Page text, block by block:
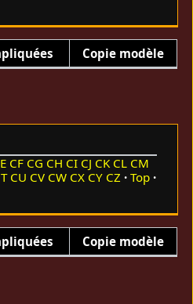
Copie modèle
CF CG CH CI CJ CK CL CM
CU CV CW CX CY CZ
Top
Copie modèle